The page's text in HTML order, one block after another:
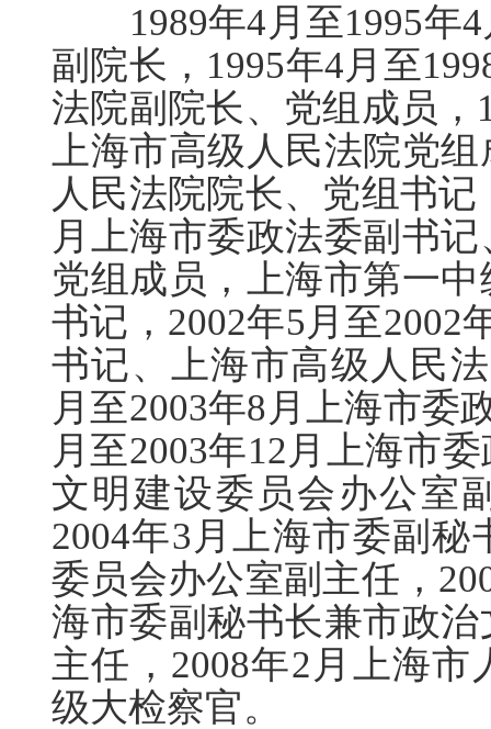
1989年4月至1995年4
副院长，1995年4月至
法院副院长、党组成员，
上海市高级人民法院党
人民法院院长、党组书记
月上海市委政法委副书
党组成员，上海市第一
书记，2002年5月至2002
书记、上海市高级人民
月至2003年8月上海市委
月至2003年12月上海市
文明建设委员会办公室
2004年3月上海市委副
委员会办公室副主任，
海市委副秘书长兼市政
主任，2008年2月上海
级大检察官。